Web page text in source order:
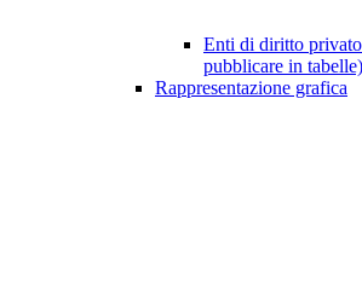
Enti di diritto
pubblicare in tabelle)
Rappresentazione grafica